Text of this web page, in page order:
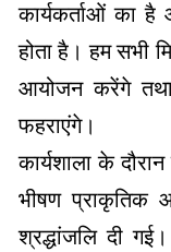
कार्यकर्ताओं का
होता है। हम सभी
आयोजन करेंगे
फहराएंगे।
कार्यशाला के
भीषण प्राकृतिक
श्रद्धांजलि दी